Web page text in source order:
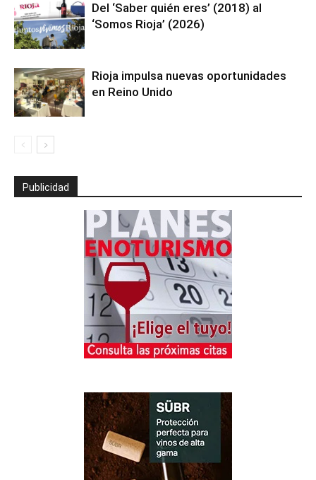
Del ‘Saber quién eres’ (2018) al
‘Somos Rioja’ (2026)
Rioja impulsa nuevas oportunidades
en Reino Unido
Publicidad